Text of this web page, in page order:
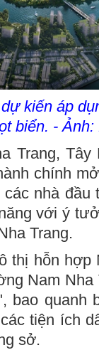
kiến áp
biển. -
Trang, Tây
chính
nhà
với ý
Trang.
thị hỗn hợp
Nam
bao quanh
tiện ích
sở.